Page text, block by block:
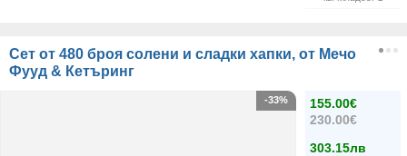
Сет от 480 броя солени и сладки хапки, от Мечо
Фууд & Кетъринг
155.00€
230.00€
303.15лв
-33%